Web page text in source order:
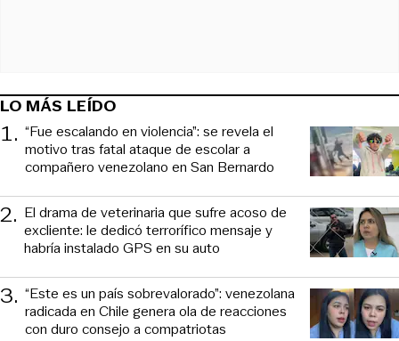
LO MÁS LEÍDO
1. “Fue escalando en violencia”: se revela el
motivo tras fatal ataque de escolar a
compañero venezolano en San Bernardo
2. El drama de veterinaria que sufre acoso de
excliente: le dedicó terrorífico mensaje y
habría instalado GPS en su auto
3. “Este es un país sobrevalorado”: venezolana
radicada en Chile genera ola de reacciones
con duro consejo a compatriotas